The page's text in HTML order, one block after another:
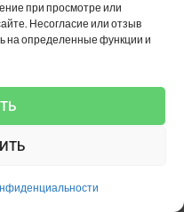
при просмотре или
Несогласие или отзыв
на определенные функции и